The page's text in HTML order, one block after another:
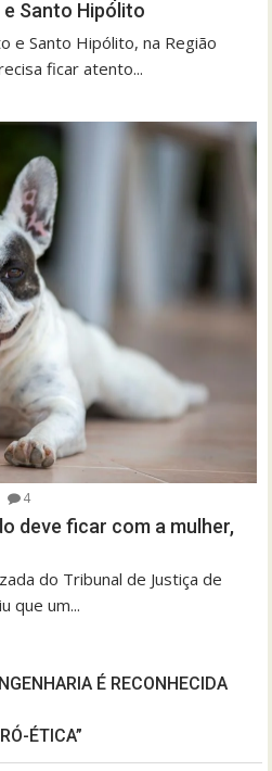
Santo Hipólito
e Santo Hipólito, na Região
ficar atento...
4
deve ficar com a mulher,
do Tribunal de Justiça de
que um...
É RECONHECIDA
ÉTICA”